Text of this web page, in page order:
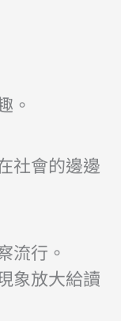
。
社會的邊邊
流行。
象放大給讀